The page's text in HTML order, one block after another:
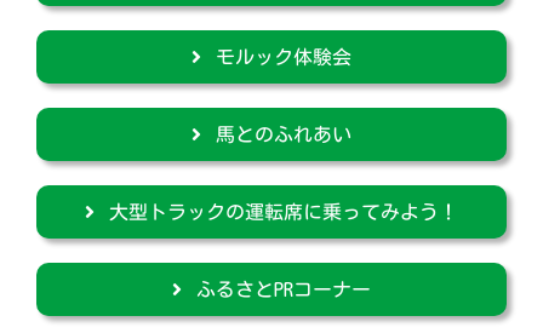
モルック体験会
馬とのふれあい
大型トラックの運転席に乗ってみよう！
ふるさとPRコーナー